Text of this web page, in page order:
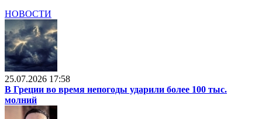
НОВОСТИ
25.07.2026 17:58
В Греции во время непогоды ударили более 100 тыс.
молний